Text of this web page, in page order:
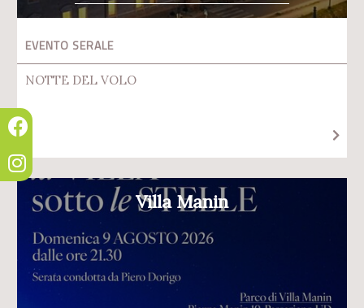
EVENTO SERALE
NOTTE DEL VOLO
Villa Manin